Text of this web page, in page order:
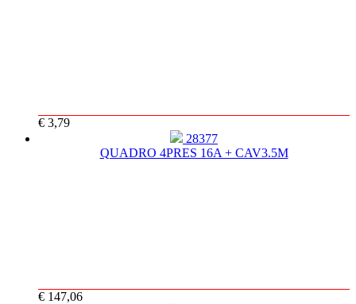
€ 3,79
28377
QUADRO 4PRES 16A + CAV3.5M
€ 147,06